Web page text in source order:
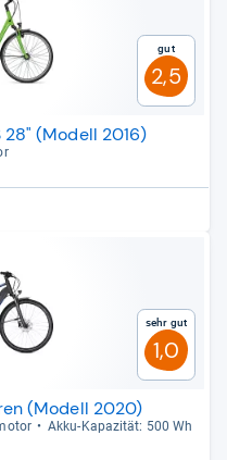
Gut
2,5
(Modell 2016)
Sehr gut
1,0
(Modell 2020)
Akku-​Kapa­zi­tät: 500 Wh